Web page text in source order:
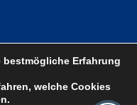
bestmögliche Erfahrung
welche Cookies